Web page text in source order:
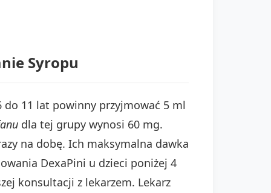
Syropu
11 lat powinny przyjmować 5 ml
dla tej grupy wynosi 60 mg.
na dobę. Ich maksymalna dawka
DexaPini u dzieci poniżej 4
konsultacji z lekarzem. Lekarz